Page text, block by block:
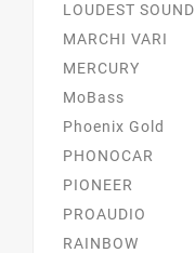
LOUDEST SOUND
MARCHI VARI
MERCURY
MoBass
Phoenix Gold
PHONOCAR
PIONEER
PROAUDIO
RAINBOW